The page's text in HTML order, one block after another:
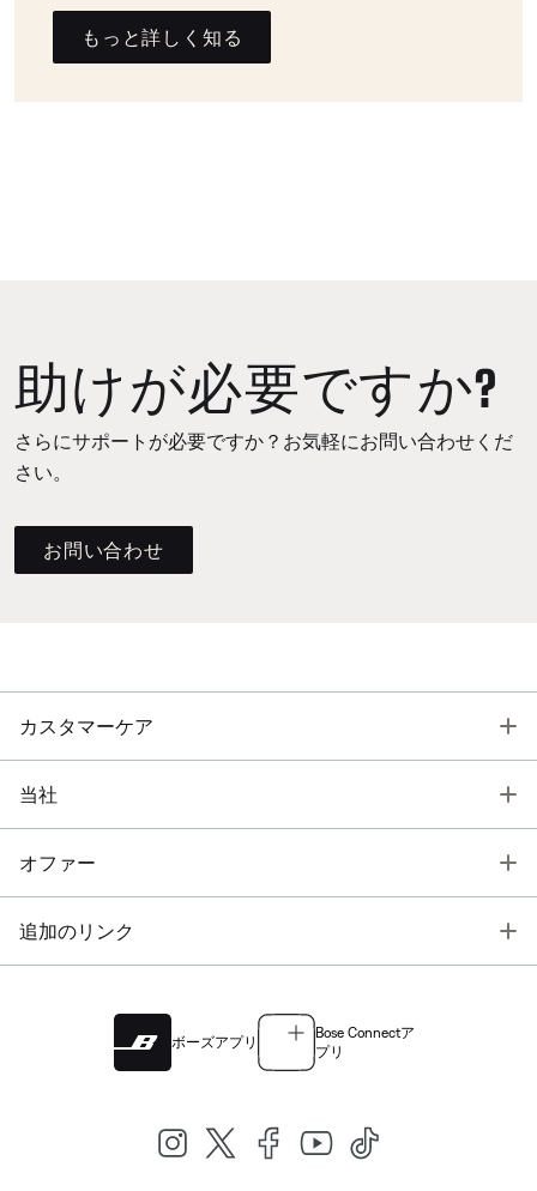
もっと詳しく知る
助けが必要ですか?
さらにサポートが必要ですか？お気軽にお問い合わせくだ
さい。
お問い合わせ
カスタマーケア
当社
オファー
追加のリンク
ボーズアプリ
Bose Connectア
プリ